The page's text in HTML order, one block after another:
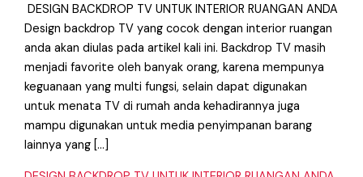
DESIGN BACKDROP TV UNTUK INTERIOR RUANGAN ANDA
Design backdrop TV yang cocok dengan interior ruangan
anda akan diulas pada artikel kali ini. Backdrop TV masih
menjadi favorite oleh banyak orang, karena mempunya
keguanaan yang multi fungsi, selain dapat digunakan
untuk menata TV di rumah anda kehadirannya juga
mampu digunakan untuk media penyimpanan barang
lainnya yang […]